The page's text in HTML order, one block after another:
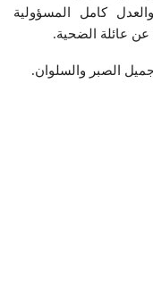
كامل المسؤولية
عن عائلة الضحية.
الصبر والسلوان.